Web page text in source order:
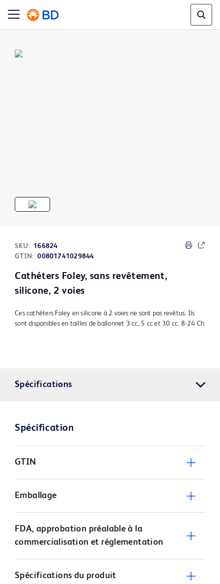
SKU:
166824
GTIN: 00801741029844
Cathéters Foley, sans revêtement,
silicone, 2 voies
Ces cathéters Foley en silicone à 2 voies ne sont pas revêtus. Ils
sont disponibles en tailles de ballonnet 3 cc, 5 cc et 30 cc. 8-24 Ch
Spécifications
Spécification
GTIN
Emballage
FDA, approbation préalable à la
commercialisation et réglementation
Spécifications du produit